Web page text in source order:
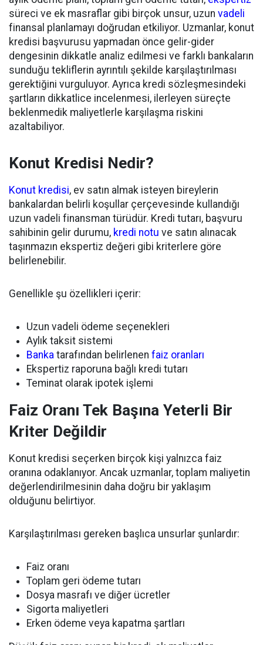
süreci ve ek masraflar gibi birçok unsur, uzun vadeli
finansal planlamayı doğrudan etkiliyor. Uzmanlar, konut
kredisi başvurusu yapmadan önce gelir-gider
dengesinin dikkatle analiz edilmesi ve farklı bankaların
sunduğu tekliflerin ayrıntılı şekilde karşılaştırılması
gerektiğini vurguluyor. Ayrıca kredi sözleşmesindeki
şartların dikkatlice incelenmesi, ilerleyen süreçte
beklenmedik maliyetlerle karşılaşma riskini
azaltabiliyor.
Konut Kredisi Nedir?
Konut kredisi, ev satın almak isteyen bireylerin
bankalardan belirli koşullar çerçevesinde kullandığı
uzun vadeli finansman türüdür. Kredi tutarı, başvuru
sahibinin gelir durumu, kredi notu ve satın alınacak
taşınmazın ekspertiz değeri gibi kriterlere göre
belirlenebilir.
Genellikle şu özellikleri içerir:
Uzun vadeli ödeme seçenekleri
Aylık taksit sistemi
Banka tarafından belirlenen faiz oranları
Ekspertiz raporuna bağlı kredi tutarı
Teminat olarak ipotek işlemi
Faiz Oranı Tek Başına Yeterli Bir
Kriter Değildir
Konut kredisi seçerken birçok kişi yalnızca faiz
oranına odaklanıyor. Ancak uzmanlar, toplam maliyetin
değerlendirilmesinin daha doğru bir yaklaşım
olduğunu belirtiyor.
Karşılaştırılması gereken başlıca unsurlar şunlardır:
Faiz oranı
Toplam geri ödeme tutarı
Dosya masrafı ve diğer ücretler
Sigorta maliyetleri
Erken ödeme veya kapatma şartları